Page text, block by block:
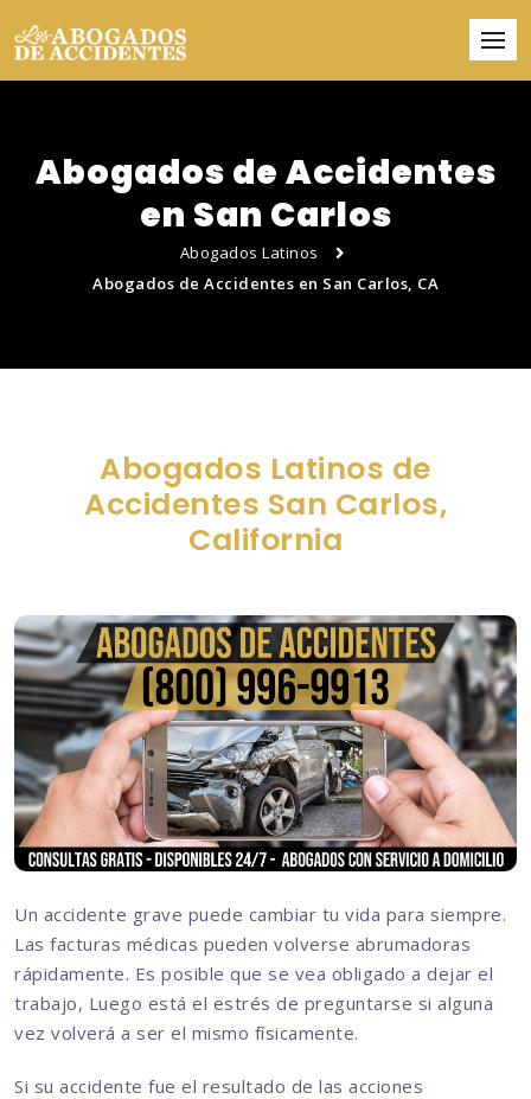
Abogados de Accidentes
en San Carlos
Abogados Latinos
Abogados de Accidentes en San Carlos, CA
Abogados Latinos de
Accidentes San Carlos,
California
Un accidente grave puede cambiar tu vida para siempre.
Las facturas médicas pueden volverse abrumadoras
rápidamente. Es posible que se vea obligado a dejar el
trabajo, Luego está el estrés de preguntarse si alguna
vez volverá a ser el mismo físicamente.
Si su accidente fue el resultado de las acciones